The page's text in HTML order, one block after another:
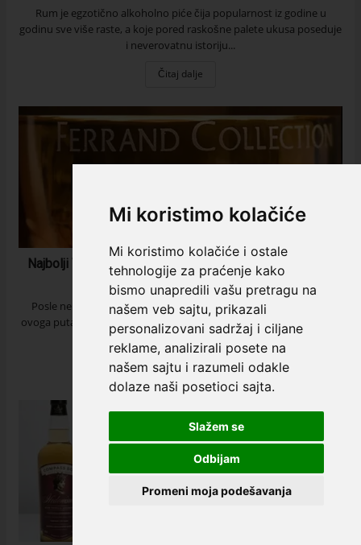
Mi koristimo kolačiće
Mi koristimo kolačiće i ostale
tehnologije za praćenje kako
bismo unapredili vašu pretragu na
našem veb sajtu, prikazali
personalizovani sadržaj i ciljane
reklame, analizirali posete na
našem sajtu i razumeli odakle
dolaze naši posetioci sajta.
Slažem se
Odbijam
Promeni moja podešavanja
Rum je egzotično alkoholno piće čija popularnost iz godine u
godinu sve više raste, a koje pored raskošne palete ukusa poseduje
i neverovatnu istoriju...
Čitaj dalje
Najbolji V.S.O.P. konjak u 2023. godini – Ferrand Cognac
23 Februar 2024
Posle nekoliko inspirativnih priča o naširoko poznatom viskiju,
ovoga puta smo rešili da Vam govorimo o neodoljivo šarmantnom
piću – francuskom konjak...
Čitaj dalje